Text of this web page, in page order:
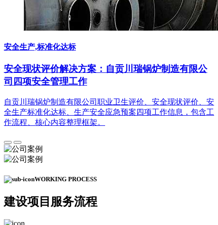
安全生产,标准化达标
安全现状评价解决方案：自贡川瑞锅炉制造有限公
司四项安全管理工作
自贡川瑞锅炉制造有限公司职业卫生评价、安全现状评价、安
全生产标准化达标、生产安全应急预案四项工作信息，包含工
作流程、核心内容整理框架。
WORKING PROCESS
建设项目 服务流程